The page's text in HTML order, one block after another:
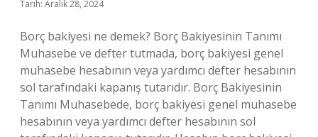
Tarih: Aralık 28, 2024
Borç bakiyesi ne demek? Borç Bakiyesinin Tanımı
Muhasebe ve defter tutmada, borç bakiyesi genel
muhasebe hesabının veya yardımcı defter hesabının
sol tarafındaki kapanış tutarıdır. Borç Bakiyesinin
Tanımı Muhasebede, borç bakiyesi genel muhasebe
hesabının veya yardımcı defter hesabının sol